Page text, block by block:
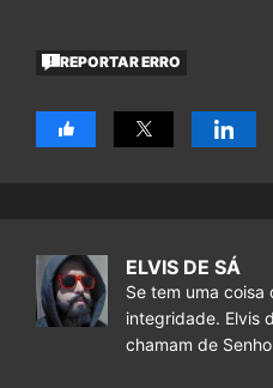
REPORTAR ERRO
ELVIS DE SÁ
Se tem uma coisa
integridade. Elvis
chamam de